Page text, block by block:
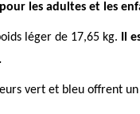
les adultes et les
léger de 17,65 kg.
Il
vert et bleu offrent